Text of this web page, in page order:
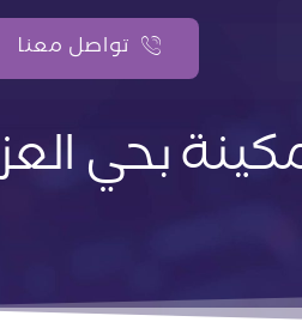
تواصل معنا
بحي